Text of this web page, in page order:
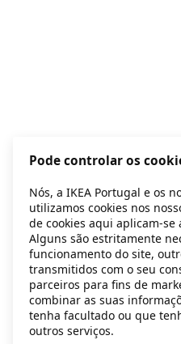
Application error: a client-
Pode controlar os
Nós, a IKEA Portugal e os
utilizamos cookies nos
de cookies aqui aplicam-se
Alguns são estritamente
funcionamento do site,
transmitidos com o seu
parceiros para fins de
combinar as suas
tenha facultado ou que
outros serviços.